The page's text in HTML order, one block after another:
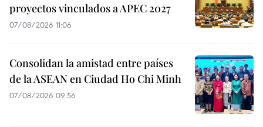
proyectos vinculados a APEC 2027
07/08/2026 11:06
Consolidan la amistad entre países
de la ASEAN en Ciudad Ho Chi Minh
07/08/2026 09:56